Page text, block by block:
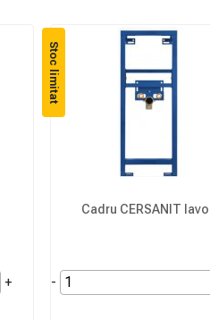
+
Stoc limitat
Cadru CERSANIT
-